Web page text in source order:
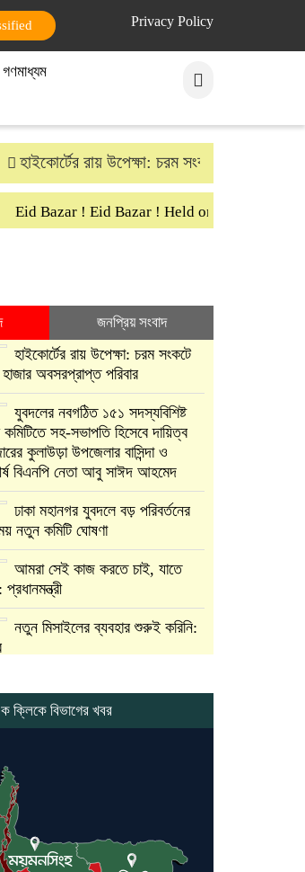
Privacy Policy
গণমাধ্যম
হাইকোর্টের রায় উপেক্ষা: চরম সংকটে গ্রামীণ
Eid Bazar ! Eid Bazar ! Held on 30th March
জনপ্রিয় সংবাদ
হাইকোর্টের রায় উপেক্ষা: চরম সংকটে
অবসরপ্রাপ্ত পরিবার
যুবদলের নবগঠিত ১৫১ সদস্যবিশিষ্ট
কমিটিতে সহ-সভাপতি হিসেবে দায়িত্ব
কুলাউড়া উপজেলার বাসিন্দা ও
বিএনপি নেতা আবু সাঈদ আহমেদ
ঢাকা মহানগর যুবদলে বড় পরিবর্তনের
নতুন কমিটি ঘোষণা
আমরা সেই কাজ করতে চাই, যাতে
নতুন মিসাইলের ব্যবহার শুরুই করিনি:
আরাকচি
ইরানে কঠোর হামলা অব্যাহত রাখতে
ট্রাম্পকে আহ্বান সৌদি আরবের
ক্লিকে বিভাগের খবর